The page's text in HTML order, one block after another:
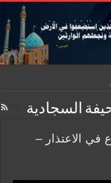
السجادية
في الاعتذار –